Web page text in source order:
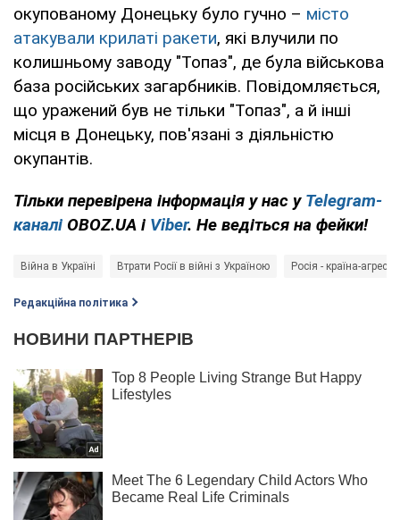
окупованому Донецьку було гучно – місто
атакували крилаті ракети, які влучили по
колишньому заводу "Топаз", де була військова
база російських загарбників. Повідомляється,
що уражений був не тільки "Топаз", а й інші
місця в Донецьку, пов'язані з діяльністю
окупантів.
Тількиперевірена інформація у нас у Telegram-
каналі OBOZ.UA і Viber. Не ведіться на фейки!
Війна в Україні Втрати Росії в війні з Україною Росія - країна-агресор
Редакційна політика